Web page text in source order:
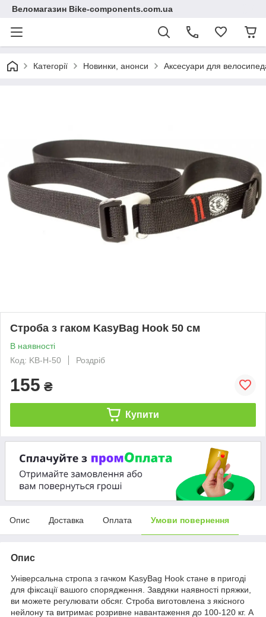
Веломагазин Bike-components.com.ua
Категорії Новинки, анонси Аксесуари для
Строба з гаком KasyBag Hook 50 см
В наявності
Код: KB-H-50
Роздріб
155 ₴
Купити
Опис Доставка Оплата Умови повернення
Опис
Універсальна стропа з гачком KasyBag Hook стане в пригоді
для фіксації вашого спорядження. Завдяки наявності пряжки,
ви можете регулювати обсяг. Строба виготовлена з якісного
нейлону та витримає розривне навантаження до 100-120 кг. А